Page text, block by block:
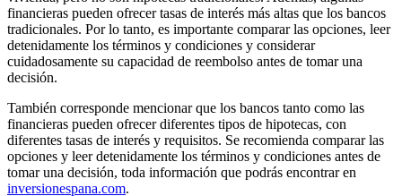
financieras pueden ofrecer tasas de interés más altas que los bancos
tradicionales. Por lo tanto, es importante comparar las opciones, leer
detenidamente los términos y condiciones y considerar
cuidadosamente su capacidad de reembolso antes de tomar una
decisión.
También corresponde mencionar que los bancos tanto como las
financieras pueden ofrecer diferentes tipos de hipotecas, con
diferentes tasas de interés y requisitos. Se recomienda comparar las
opciones y leer detenidamente los términos y condiciones antes de
tomar una decisión, toda información que podrás encontrar en
inversionespana.com.